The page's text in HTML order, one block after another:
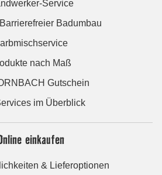
Service
Badumbau
nach Maß
Gutschein
im Überblick
einkaufen
& Lieferoptionen